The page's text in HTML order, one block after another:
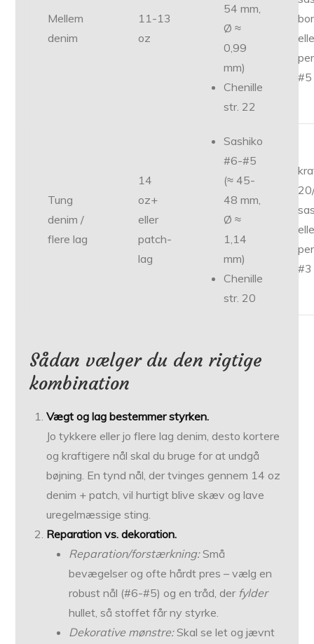
Mellem
denim
11-13
oz
54 mm,
Ø ≈
0,99
mm)
Chenille
str. 22
#5
Tung
denim /
flere lag
14
oz+
eller
patch-
lag
Sashiko
#6-#5
(≈ 45-
48 mm,
Ø ≈
1,14
mm)
Chenille
str. 20
#3
Sådan vælger du den rigtige
kombination
Vægt og lag bestemmer styrken.
Jo tykkere eller jo flere lag denim, desto kortere
og kraftigere nål skal du bruge for at undgå
bøjning. En tynd nål, der tvinges gennem 14 oz
denim + patch, vil hurtigt blive skæv og lave
uregelmæssige sting.
Reparation vs. dekoration.
Reparation/forstærkning:Små
bevægelser og ofte hårdt pres – vælg en
robust nål (#6-#5) og en tråd, der fylder
hullet, så stoffet får ny styrke.
Dekorative mønstre:Skal se let og jævnt